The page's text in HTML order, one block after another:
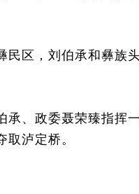
区，刘伯承和彝族
政委聂荣臻指挥一
泸定桥。